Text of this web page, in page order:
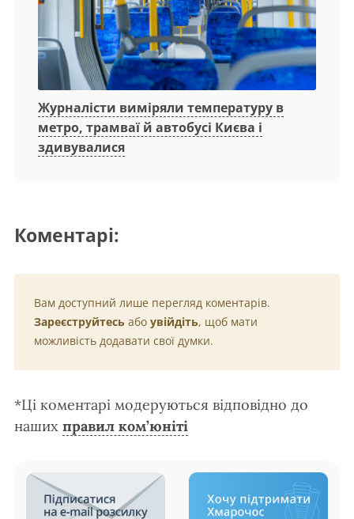
Журналісти виміряли температуру в
метро, трамваї й автобусі Києва і
здивувалися
Коментарі:
Вам доступний лише перегляд коментарів.
Зареєструйтесь або увійдіть, щоб мати
можливість додавати свої думки.
*Ці коментарі модеруються відповідно до
наших правил ком’юніті